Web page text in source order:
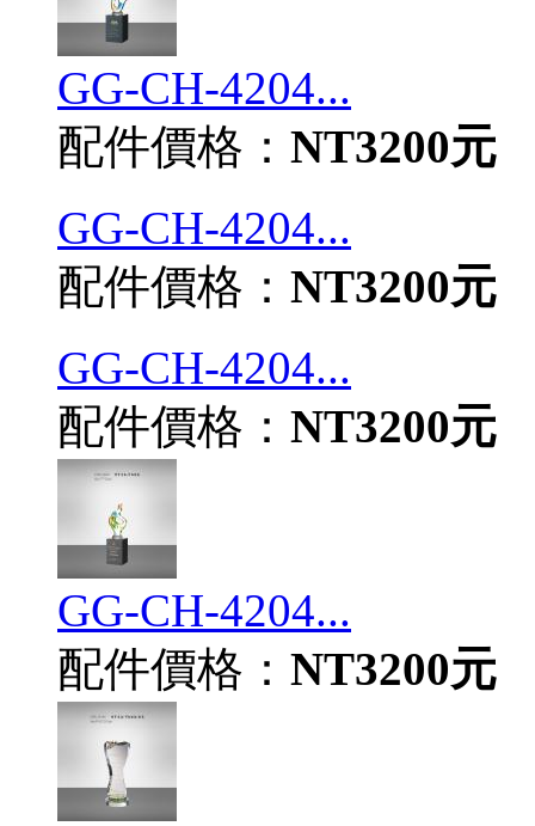
GG-CH-4204...
配件價格： NT3200元
GG-CH-4204...
配件價格： NT3200元
GG-CH-4204...
配件價格： NT3200元
GG-CH-4204...
配件價格： NT3200元